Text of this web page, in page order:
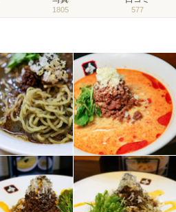
1805 577